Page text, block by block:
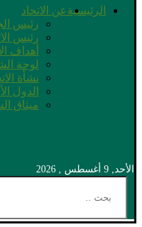
الرئيسيةعن الاتحاد
رئيس
رئيس
أهداف
لوحة
نشأة
الدول
ميثاق
الأحد, 9 أغسطس , 2026